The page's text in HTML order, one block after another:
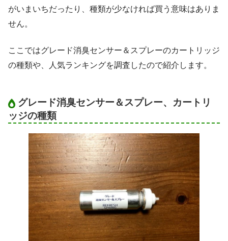
がいまいちだったり、種類が少なければ買う意味はありま
せん。
ここではグレード消臭センサー＆スプレーのカートリッジ
の種類や、人気ランキングを調査したので紹介します。
グレード消臭センサー＆スプレー、カートリ
ッジの種類